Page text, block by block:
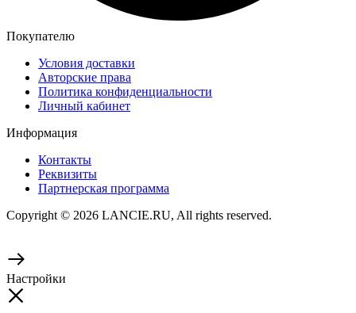
Покупателю
Условия доставки
Авторские права
Политика конфиденциальности
Личный кабинет
Информация
Контакты
Реквизиты
Партнерская программа
Copyright © 2026 LANCIE.RU, All rights reserved.
Настройки